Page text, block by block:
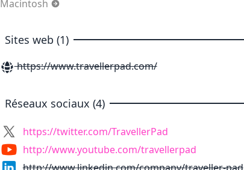
Macintosh
Sites web (1)
https://www.travellerpad.com/
Réseaux sociaux (4)
https://twitter.com/TravellerPad
http://www.youtube.com/travellerpad